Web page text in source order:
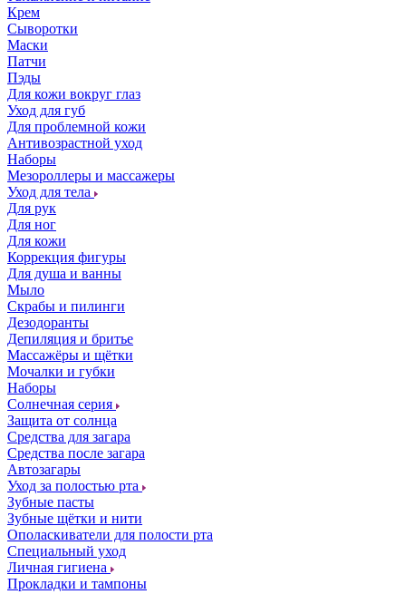
Крем
Сыворотки
Маски
Патчи
Пэды
Для кожи вокруг глаз
Уход для губ
Для проблемной кожи
Антивозрастной уход
Наборы
Мезороллеры и массажеры
Уход для тела
Для рук
Для ног
Для кожи
Коррекция фигуры
Для душа и ванны
Мыло
Скрабы и пилинги
Дезодоранты
Депиляция и бритье
Массажёры и щётки
Мочалки и губки
Наборы
Солнечная серия
Защита от солнца
Средства для загара
Средства после загара
Автозагары
Уход за полостью рта
Зубные пасты
Зубные щётки и нити
Ополаскиватели для полости рта
Специальный уход
Личная гигиена
Прокладки и тампоны